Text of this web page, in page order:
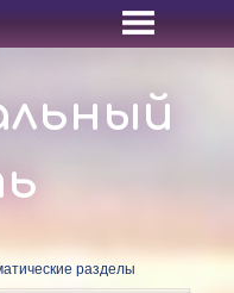
разделы